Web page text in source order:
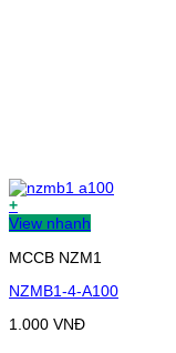
+
View nhanh
MCCB NZM1
NZMB1-4-A100
1.000 VNĐ